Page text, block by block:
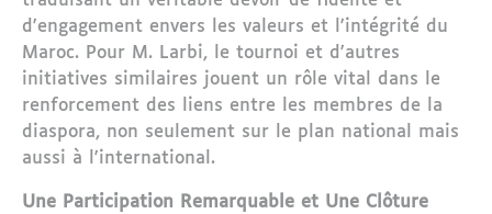
d'engagement envers les valeurs et l'intégrité du
Maroc. Pour M. Larbi, le tournoi et d'autres
initiatives similaires jouent un rôle vital dans le
renforcement des liens entre les membres de la
diaspora, non seulement sur le plan national mais
aussi à l'international.
Une Participation Remarquable et Une Clôture